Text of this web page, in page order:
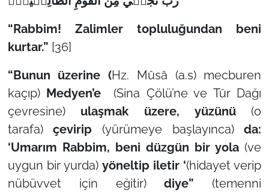
“Rabbim! Zalimler topluluğundan beni
kurtar.” [36]
“Bunun üzerine (Hz. Mûsâ (a.s) mecburen
kaçıp) Medyen’e (Sina Çölü’ne ve Tûr Dağı
çevresine) ulaşmak üzere, yüzünü (o
tarafa)çevirip (yürümeye başlayınca)da:
‘Umarım Rabbim, beni düzgün bir yola (ve
uygun bir yurda)yöneltip iletir ‘(hidayet verip
nübüvvet için eğitir)diye” (temenni